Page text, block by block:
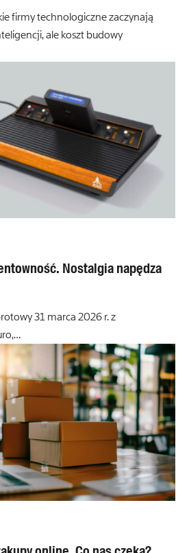
firmy technologiczne zaczynają
ale koszt budowy
Nostalgia napędza
31 marca 2026 r. z